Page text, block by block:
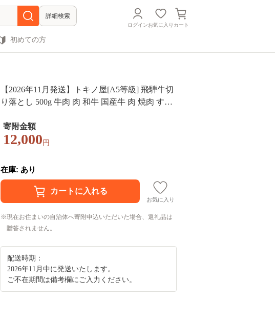
詳細検索
ログインお気に入り カート
初めての方
【2026年11月発送】トキノ屋[A5等級] 飛騨牛切
り落とし 500g 牛肉 肉 和牛 国産牛 肉 焼肉 すき
品 本巣市 [mt367]
寄附金額
12,000 円
在庫: あり
お気に入り
現在お住まいの自治体へ寄附申込いただいた場合、返礼品は
贈答されません。
配送時期：
2026年11月中に発送いたします。
ご不在期間は備考欄にご入力ください。